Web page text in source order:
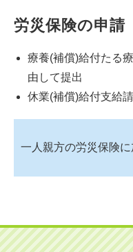
労災保険の申請
療養(補償)給付たる
由して提出
休業(補償)給付支給
一人親方の労災保険